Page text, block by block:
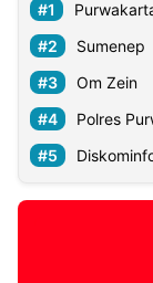
Sumenep
Om Zein
Polres